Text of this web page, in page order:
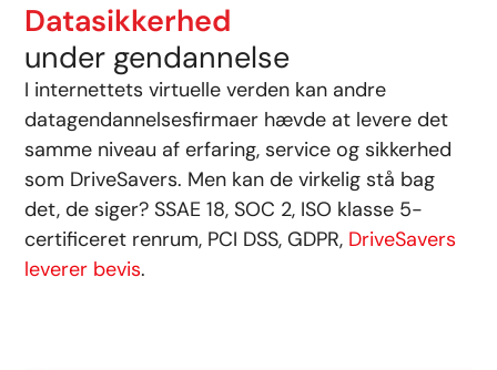
Datasikkerhed
under gendannelse
I internettets virtuelle verden kan andre
datagendannelsesfirmaer hævde at levere det
samme niveau af erfaring, service og sikkerhed
som DriveSavers. Men kan de virkelig stå bag
det, de siger? SSAE 18, SOC 2, ISO klasse 5-
certificeret renrum, PCI DSS, GDPR, DriveSavers
leverer bevis.